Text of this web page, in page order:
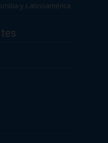
y Latinoamérica